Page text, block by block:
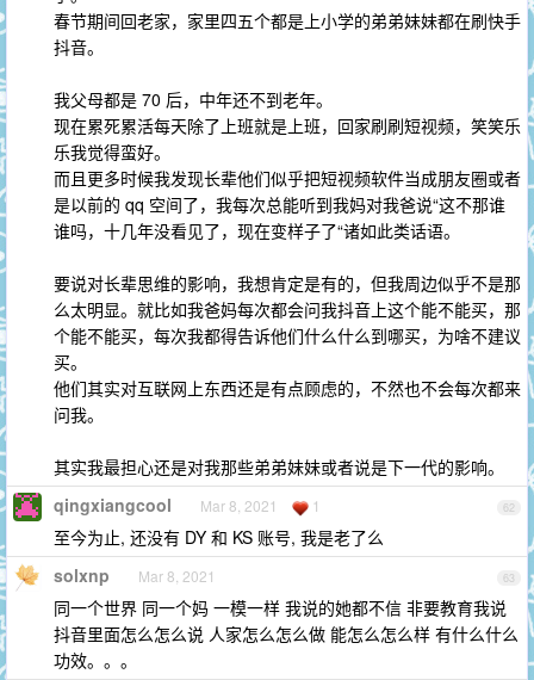
春节期间回老家，家里四五个都是上小学的弟弟妹妹都在刷快手
抖音。
我父母都是 70 后，中年还不到老年。
现在累死累活每天除了上班就是上班，回家刷刷短视频，笑笑乐
乐我觉得蛮好。
而且更多时候我发现长辈他们似乎把短视频软件当成朋友圈或者
是以前的 qq 空间了，我每次总能听到我妈对我爸说“这不那谁
谁吗，十几年没看见了，现在变样子了“诸如此类话语。
要说对长辈思维的影响，我想肯定是有的，但我周边似乎不是那
么太明显。就比如我爸妈每次都会问我抖音上这个能不能买，那
个能不能买，每次我都得告诉他们什么什么到哪买，为啥不建议
买。
他们其实对互联网上东西还是有点顾虑的，不然也不会每次都来
问我。
其实我最担心还是对我那些弟弟妹妹或者说是下一代的影响。
62
qingxiangcool Mar 8, 2021 1
至今为止, 还没有 DY 和 KS 账号, 我是老了么
63
solxnp Mar 8, 2021
同一个世界 同一个妈 一模一样 我说的她都不信 非要教育我说
抖音里面怎么怎么说 人家怎么怎么做 能怎么怎么样 有什么什么
功效。。。